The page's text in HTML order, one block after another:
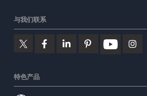
与我们联系
特色产品